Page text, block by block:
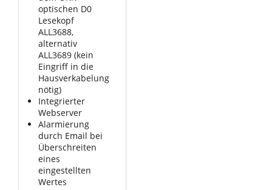
optischen D0
Lesekopf
ALL3688,
alternativ
ALL3689 (kein
Eingriff in die
Hausverkabelung
nötig)
Integrierter
Webserver
Alarmierung
durch Email bei
Überschreiten
eines
eingestellten
Wertes